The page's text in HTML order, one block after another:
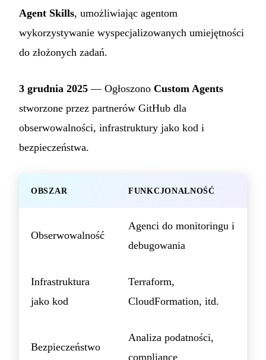
Agent Skills, umożliwiając agentom
wykorzystywanie wyspecjalizowanych umiejętności
do złożonych zadań.
3 grudnia 2025 — Ogłoszono Custom Agents
stworzone przez partnerów GitHub dla
obserwowalności, infrastruktury jako kod i
bezpieczeństwa.
OBSZAR FUNKCJONALNOŚĆ
Obserwowalność
Agenci do monitoringu i
debugowania
Infrastruktura
jako kod
Terraform,
CloudFormation, itd.
Bezpieczeństwo
Analiza podatności,
compliance